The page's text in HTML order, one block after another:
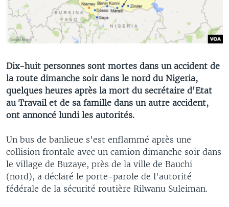
Dix-huit personnes sont mortes dans un accident de
la route dimanche soir dans le nord du Nigeria,
quelques heures après la mort du secrétaire d'Etat
au Travail et de sa famille dans un autre accident,
ont annoncé lundi les autorités.
Un bus de banlieue s'est enflammé après une
collision frontale avec un camion dimanche soir dans
le village de Buzaye, près de la ville de Bauchi
(nord), a déclaré le porte-parole de l'autorité
fédérale de la sécurité routière Rilwanu Suleiman.